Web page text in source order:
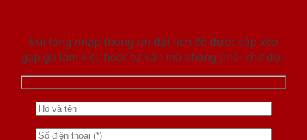
Vui lòng nhập thông tin đặt lịch để được sắp xếp
gặp gỡ làm việc hoăc tư vấn mà không phải chờ đợi.